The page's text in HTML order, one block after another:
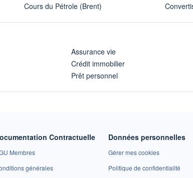
Cours du Pétrole (Brent)
Assurance vie
Crédit immobilier
Prêt personnel
Contractuelle
Membres
générales
Données personnelles
Gérer mes cookies
Politique de confidentialité